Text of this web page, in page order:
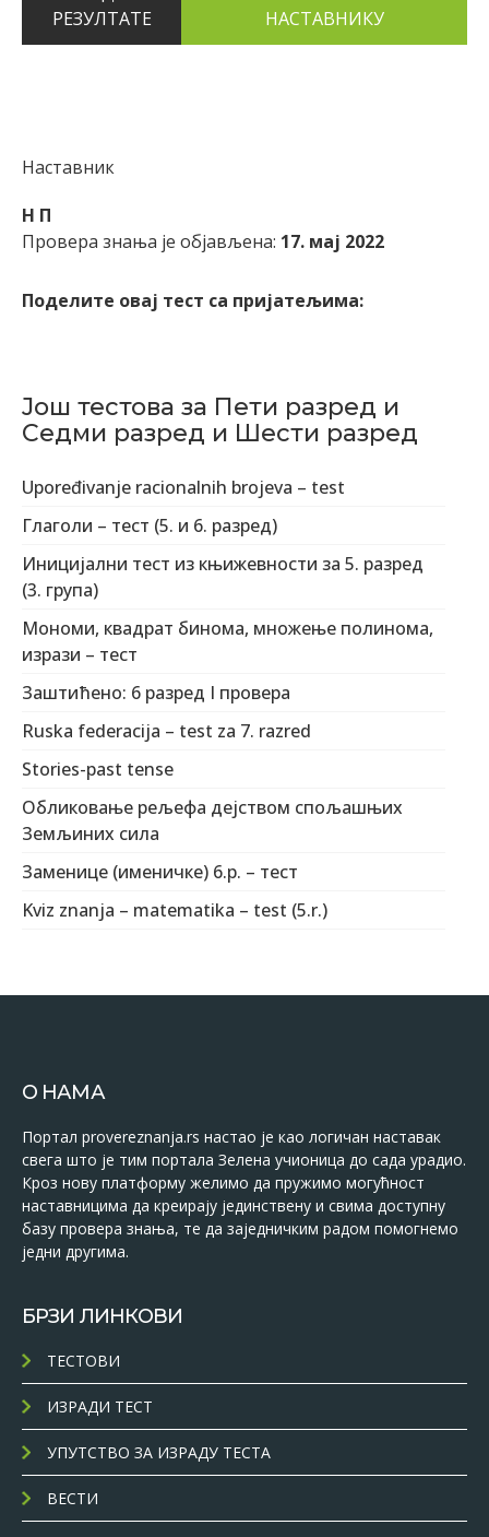
РЕЗУЛТАТЕ
Наставник
Н П
Провера знања је објављена: 17. мај 2022
Поделите овај тест са пријатељима:
Још тестова за Пети разред и
Седми разред и Шести разред
Upoređivanje racionalnih brojeva – test
Глаголи – тест (5. и 6. разред)
Иницијални тест из књижевности за 5. разред
(3. група)
Мономи, квадрат бинома, множење полинома,
изрази – тест
Заштићено: 6 разред I провера
Ruska federacija – test za 7. razred
Stories-past tense
Обликовање рељефа дејством спољашњих
Земљиних сила
Заменице (именичке) 6.р. – тест
Kviz znanja – matematika – test (5.r.)
О НАМА
Портал provereznanja.rs настао је као логичан наставак
свега што је тим портала Зелена учионица до сада урадио.
Кроз нову платформу желимо да пружимо могућност
наставницима да креирају јединствену и свима доступну
базу провера знања, те да заједничким радом помогнемо
једни другима.
БРЗИ ЛИНКОВИ
ТЕСТОВИ
ИЗРАДИ ТЕСТ
УПУТСТВО ЗА ИЗРАДУ ТЕСТА
ВЕСТИ